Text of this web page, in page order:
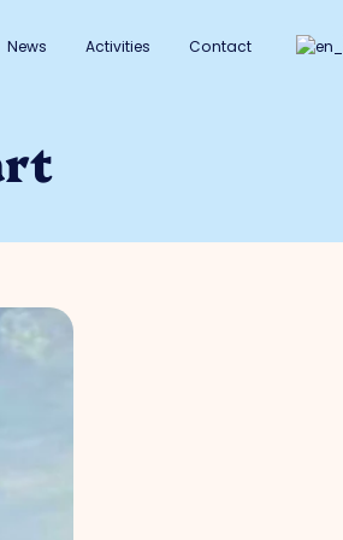
News Activities Contact